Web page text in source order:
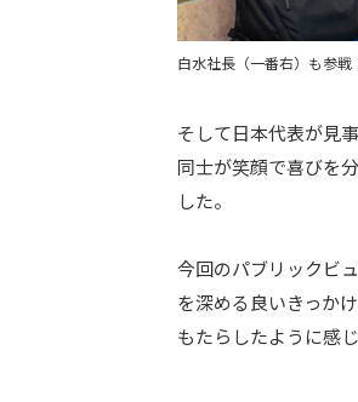
白水社長（一番右）も参
そして日本代表が見
同士が笑顔で喜びを
した。
今回のパブリックビ
を深める良いきっか
もたらしたように感